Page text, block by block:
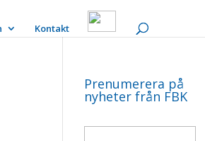
Kontakt
Prenumerera på
nyheter från FBK